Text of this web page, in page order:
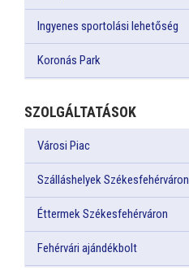
Ingyenes sportolási lehetőség
Koronás Park
SZOLGÁLTATÁSOK
Városi Piac
Szálláshelyek Székesfehérváron
Éttermek Székesfehérváron
Fehérvári ajándékbolt